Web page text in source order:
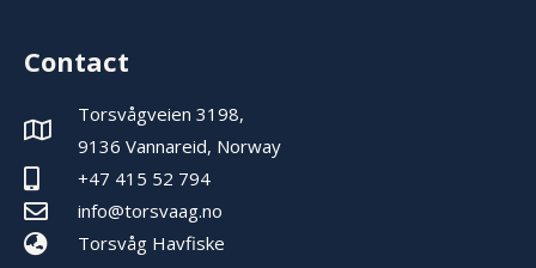
Contact
Torsvågveien 3198,
9136 Vannareid, Norway
+47 415 52 794
info@torsvaag.no
Torsvåg Havfiske